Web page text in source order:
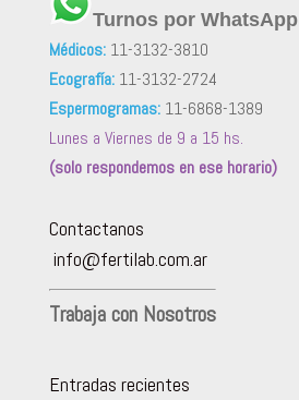
Turnos por WhatsApp
Médicos: 11-3132-3810
Ecografía: 11-3132-2724
Espermogramas: 11-6868-1389
Lunes a Viernes de 9 a 15 hs.
(solo respondemos en ese horario)
Contactanos
info@fertilab.com.ar
Trabaja con Nosotros
Entradas recientes